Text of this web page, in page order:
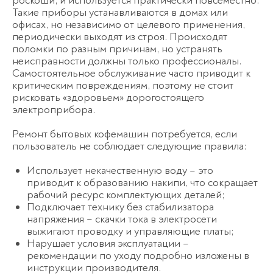
Такие приборы устанавливаются в домах или
офисах, но независимо от целевого применения,
периодически выходят из строя. Происходят
поломки по разным причинам, но устранять
неисправности должны только профессионалы.
Самостоятельное обслуживание часто приводит к
критическим повреждениям, поэтому не стоит
рисковать «здоровьем» дорогостоящего
электроприбора.
Ремонт бытовых кофемашин потребуется, если
пользователь не соблюдает следующие правила:
Использует некачественную воду – это
приводит к образованию накипи, что сокращает
рабочий ресурс комплектующих деталей;
Подключает технику без стабилизатора
напряжения – скачки тока в электросети
выжигают проводку и управляющие платы;
Нарушает условия эксплуатации –
рекомендации по уходу подробно изложены в
инструкции производителя.